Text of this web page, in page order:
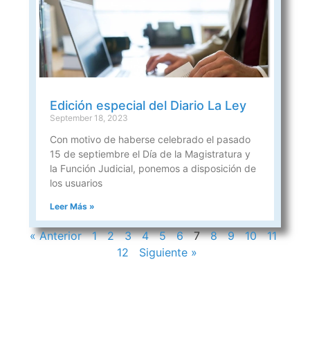
Edición especial del Diario La Ley
September 18, 2023
Con motivo de haberse celebrado el pasado
15 de septiembre el Día de la Magistratura y
la Función Judicial, ponemos a disposición de
los usuarios
Leer Más »
« Anterior 1 2 3 4 5 6 7 8 9 10
11
12
Siguiente »